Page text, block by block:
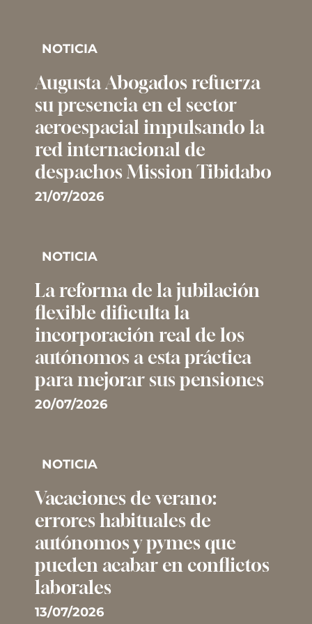
NOTICIA
Augusta Abogados refuerza
su presencia en el sector
aeroespacial impulsando la
red internacional de
despachos Mission Tibidabo
21/07/2026
NOTICIA
La reforma de la jubilación
flexible dificulta la
incorporación real de los
autónomos a esta práctica
para mejorar sus pensiones
20/07/2026
NOTICIA
Vacaciones de verano:
errores habituales de
autónomos y pymes que
pueden acabar en conflictos
laborales
13/07/2026